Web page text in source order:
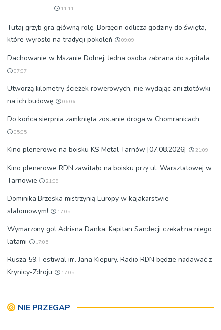
11:11
Tutaj grzyb gra główną rolę. Borzęcin odlicza godziny do święta,
które wyrosło na tradycji pokoleń
09:09
Dachowanie w Mszanie Dolnej. Jedna osoba zabrana do szpitala
07:07
Utworzą kilometry ścieżek rowerowych, nie wydając ani złotówki
na ich budowę
06:06
Do końca sierpnia zamknięta zostanie droga w Chomranicach
05:05
Kino plenerowe na boisku KS Metal Tarnów [07.08.2026] 21:09
Kino plenerowe RDN zawitało na boisku przy ul. Warsztatowej w
Tarnowie
21:09
Dominika Brzeska mistrzynią Europy w kajakarstwie
slalomowym!
17:05
Wymarzony gol Adriana Danka. Kapitan Sandecji czekał na niego
latami
17:05
Rusza 59. Festiwal im. Jana Kiepury. Radio RDN będzie nadawać z
Krynicy-Zdroju
17:05
NIE PRZEGAP